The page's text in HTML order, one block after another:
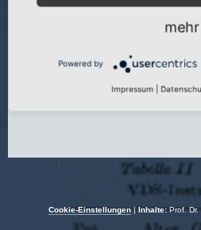
Cookie-Einstellungen | Inhalte: Prof.
mehr
Powered by
Impressum